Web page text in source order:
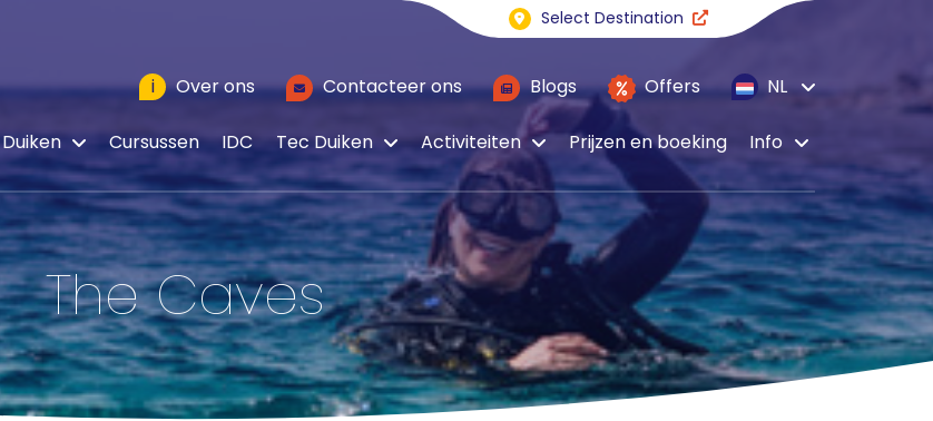
Select Destination
i Over ons Contacteer ons Blogs Offers NL
Duiken Cursussen IDC Tec Duiken Activiteiten Prijzen en boeking Info
The Caves